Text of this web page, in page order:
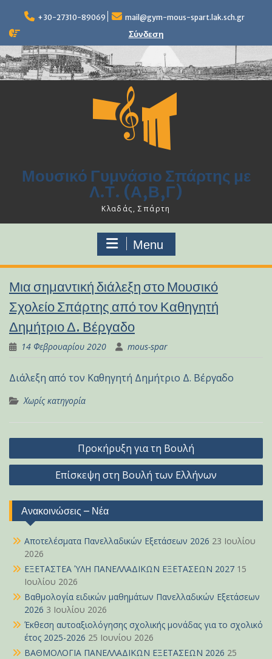
content
+30-27310-89069 mail@gym-mous-spart.lak.sch.gr
Σύνδεση
Μουσικό Γυμνάσιο Σπάρτης με
Λ.Τ. (Α,Β,Γ)
Κλαδάς, Σπάρτη
Menu
Μια σημαντική διάλεξη στο Μουσικό
Σχολείο Σπάρτης από τον Καθηγητή
Δημήτριο Δ. Βέργαδο
14 Φεβρουαρίου 2020 mous-spar
Διάλεξη από τον Καθηγητή Δημήτριο Δ. Βέργαδο
Χωρίς κατηγορία
Πλοήγηση
άρθρων
Προκήρυξη για τη Βουλή
Επίσκεψη στη Βουλή των Ελλήνων
Ανακοινώσεις – Νέα
Αποτελέσματα Πανελλαδικών Εξετάσεων 2026 23 Ιουλίου
2026
ΕΞΕΤΑΣΤΕΑ ΎΛΗ ΠΑΝΕΛΛΑΔΙΚΩΝ ΕΞΕΤΑΣΕΩΝ 2027 15
Ιουλίου 2026
Βαθμολογία ειδικών μαθημάτων Πανελλαδικών Εξετάσεων
2026 3 Ιουλίου 2026
Έκθεση αυτοαξιολόγησης σχολικής μονάδας για το σχολικό
έτος 2025-2026 25 Ιουνίου 2026
ΒΑΘΜΟΛΟΓΙΑ ΠΑΝΕΛΛΑΔΙΚΩΝ ΕΞΕΤΑΣΕΩΝ 2026 25